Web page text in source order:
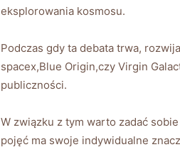
eksplorowania kosmosu.
Podczas gdy ta debata trwa,
spacex,Blue Origin,czy Virgin
publiczności.
W związku z tym warto zadać
pojęć ma swoje indywidualne